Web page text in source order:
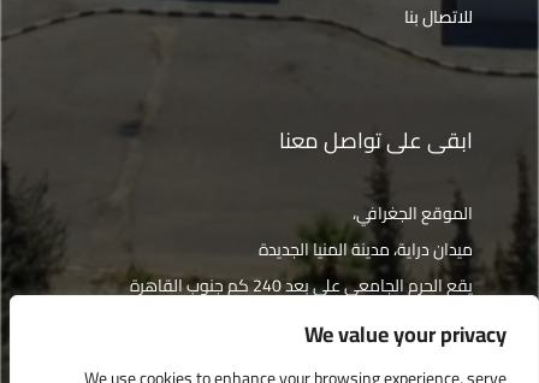
We value your privacy
للاتصال بنا
ابقى على تواصل معنا
الموقع الجغرافي،
ميدان دراية، مدينة المنيا الجديدة
يقع الحرم الجامعي على بعد 240 كم جنوب القاهرة
الإتجاهات